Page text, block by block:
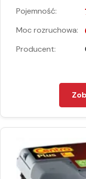
Pojemność:
Moc rozruchowa:
Producent: